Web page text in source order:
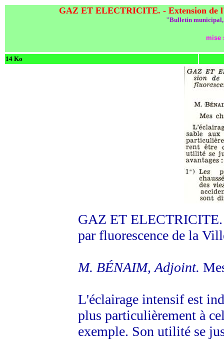
GAZ ET ELECTRICITE. - Extension de
"Bulletin municipal,
mise
14 Ko
GAZ ET ELECTRICITE.
par fluorescence de la
M. BÉNAIM, Adjoint.
L'éclairage intensif est
plus particulièrement à
exemple. Son utilité se